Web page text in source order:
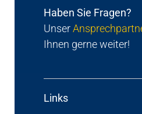
Haben Sie Fragen?
Unser
Ihnen gerne weiter!
Links